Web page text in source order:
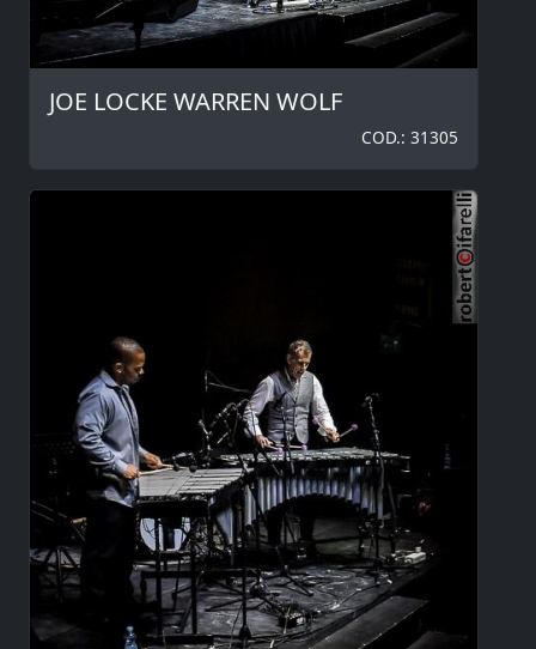
JOE LOCKE WARREN WOLF
COD.: 31305